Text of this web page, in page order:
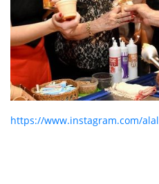
https://www.instagram.com/